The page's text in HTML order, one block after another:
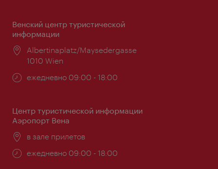
Венский центр туристической
информации
Расположение:
Albertinaplatz/Maysedergasse
1010 Wien
Часы
ежедневно 09:00 - 18:00
Центр туристической информации
Аэропорт Вена
Расположение:
в зале прилетов
Часы
ежедневно 09:00 - 18:00